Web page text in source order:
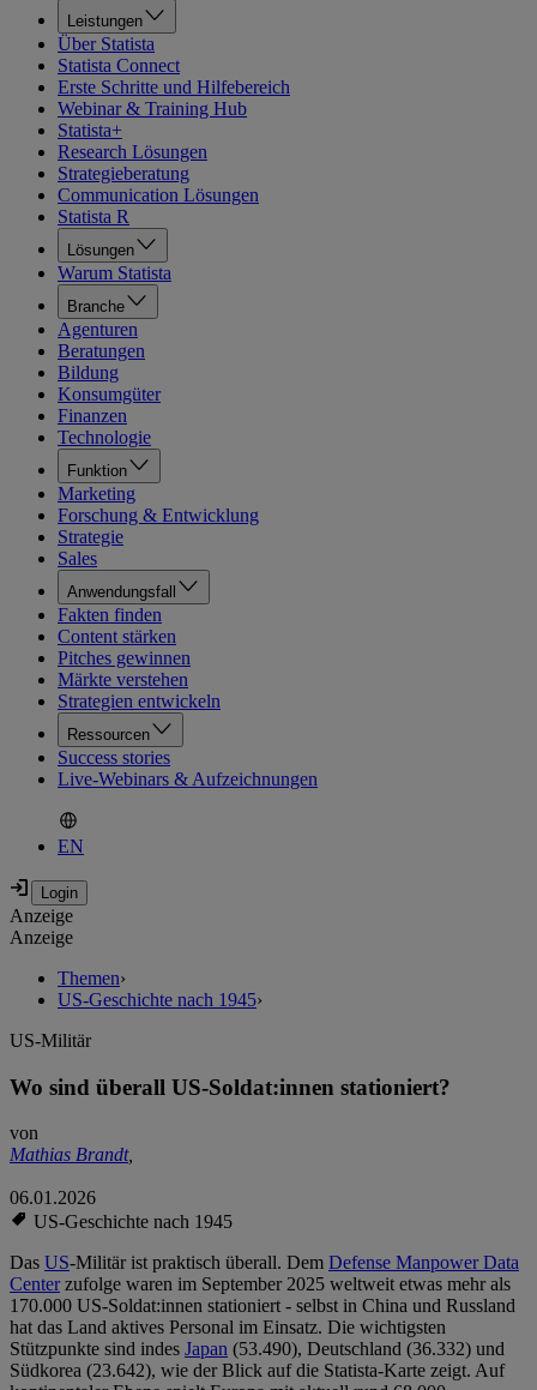
Leistungen
Über Statista
Statista Connect
Erste Schritte und Hilfebereich
Webinar & Training Hub
Statista+
Research Lösungen
Strategieberatung
Communication Lösungen
Statista R
Lösungen
Warum Statista
Branche
Agenturen
Beratungen
Bildung
Konsumgüter
Finanzen
Technologie
Funktion
Marketing
Forschung & Entwicklung
Strategie
Sales
Anwendungsfall
Fakten finden
Content stärken
Pitches gewinnen
Märkte verstehen
Strategien entwickeln
Ressourcen
Success stories
Live-Webinars & Aufzeichnungen
EN
Anzeige
Anzeige
Themen›
US-Geschichte nach 1945›
US-Militär
Wo sind überall US-Soldat:innen stationiert?
von
Mathias Brandt,
06.01.2026
US-Geschichte nach 1945
Das US-Militär ist praktisch überall. Dem Defense Manpower Data
Centerzufolge waren im September 2025 weltweit etwas mehr als
170.000 US-Soldat:innen stationiert - selbst in China und Russland
hat das Land aktives Personal im Einsatz. Die wichtigsten
Stützpunkte sind indes Japan (53.490), Deutschland (36.332) und
Südkorea (23.642), wie der Blick auf die Statista-Karte zeigt. Auf